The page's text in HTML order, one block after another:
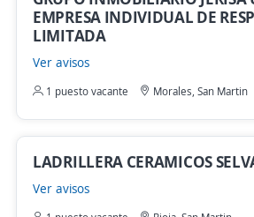
EMPRESA INDIVIDUAL DE
LIMITADA
Ver avisos
1 puesto vacante Morales, San Martin
LADRILLERA CERAMICOS
Ver avisos